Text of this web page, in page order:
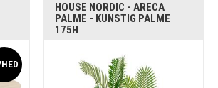
HOUSE NORDIC - ARECA
PALME - KUNSTIG PALME
175H